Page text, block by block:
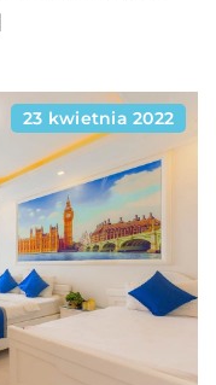
23 kwietnia 2022